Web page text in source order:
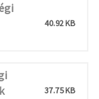
40.92 KB
37.75 KB